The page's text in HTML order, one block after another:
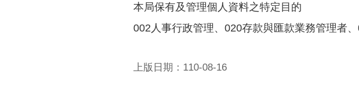
本局保有及管理個人資料之特定目的
002人事行政管理、020存款與匯款業務管理者
上版日期：110-08-16